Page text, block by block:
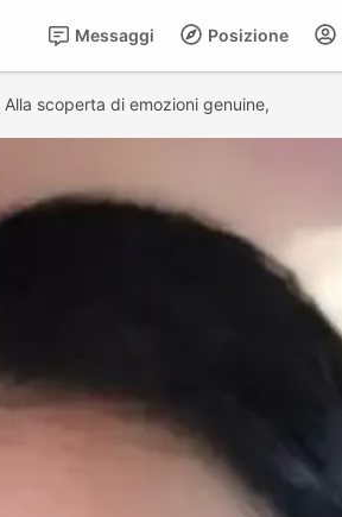
Posizione
Messaggi
Alla scoperta di emozioni genuine,